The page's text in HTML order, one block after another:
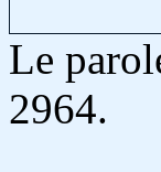
Le
2964.